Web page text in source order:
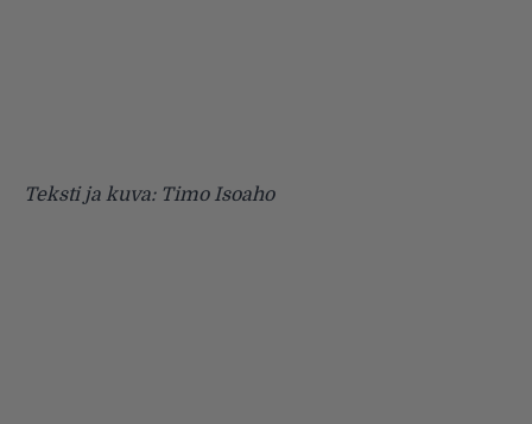
Teksti ja kuva: Timo Isoaho